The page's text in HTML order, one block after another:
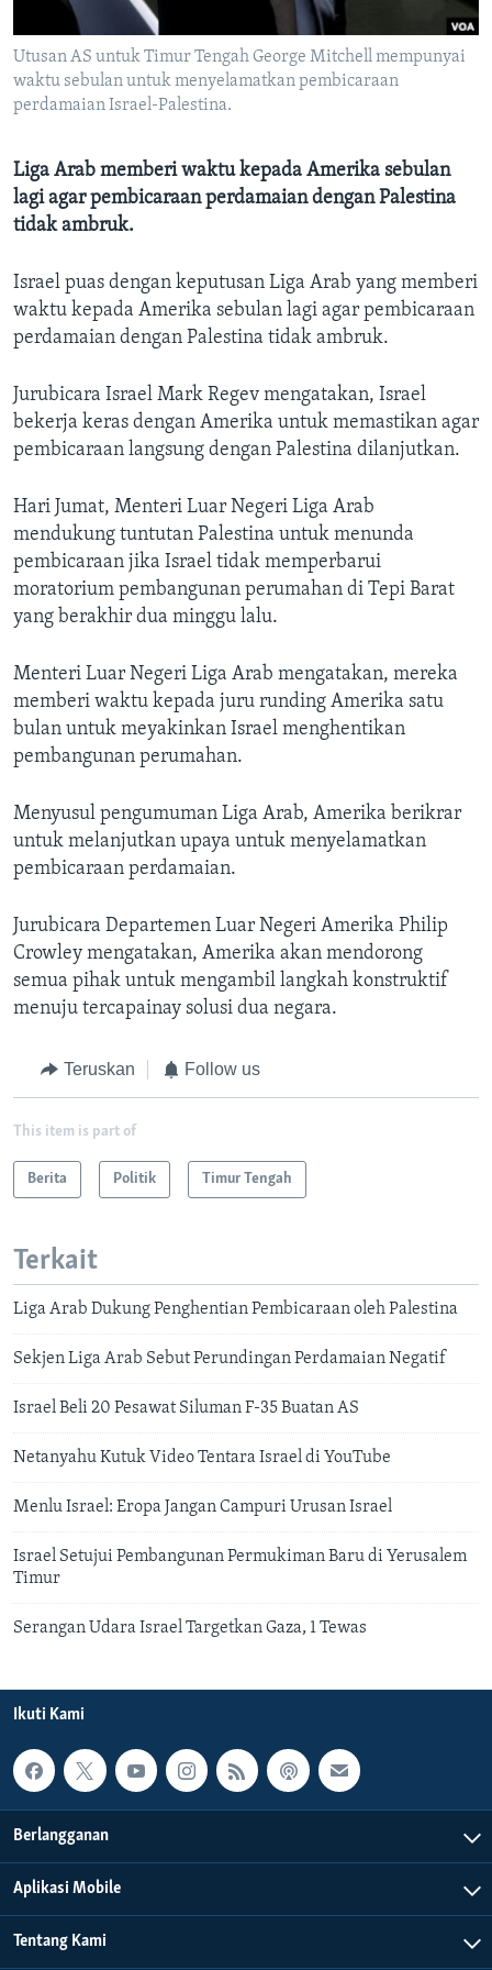
Utusan AS untuk Timur Tengah George Mitchell mempunyai
waktu sebulan untuk menyelamatkan pembicaraan
perdamaian Israel-Palestina.
Liga Arab memberi waktu kepada Amerika sebulan
lagi agar pembicaraan perdamaian dengan Palestina
tidak ambruk.
Israel puas dengan keputusan Liga Arab yang memberi
waktu kepada Amerika sebulan lagi agar pembicaraan
perdamaian dengan Palestina tidak ambruk.
Jurubicara Israel Mark Regev mengatakan, Israel
bekerja keras dengan Amerika untuk memastikan agar
pembicaraan langsung dengan Palestina dilanjutkan.
Hari Jumat, Menteri Luar Negeri Liga Arab
mendukung tuntutan Palestina untuk menunda
pembicaraan jika Israel tidak memperbarui
moratorium pembangunan perumahan di Tepi Barat
yang berakhir dua minggu lalu.
Menteri Luar Negeri Liga Arab mengatakan, mereka
memberi waktu kepada juru runding Amerika satu
bulan untuk meyakinkan Israel menghentikan
pembangunan perumahan.
Menyusul pengumuman Liga Arab, Amerika berikrar
untuk melanjutkan upaya untuk menyelamatkan
pembicaraan perdamaian.
Jurubicara Departemen Luar Negeri Amerika Philip
Crowley mengatakan, Amerika akan mendorong
semua pihak untuk mengambil langkah konstruktif
menuju tercapainay solusi dua negara.
Teruskan Follow us
This item is part of
Berita Politik Timur Tengah
Terkait
Liga Arab Dukung Penghentian Pembicaraan oleh Palestina
Sekjen Liga Arab Sebut Perundingan Perdamaian Negatif
Israel Beli 20 Pesawat Siluman F-35 Buatan AS
Netanyahu Kutuk Video Tentara Israel di YouTube
Menlu Israel: Eropa Jangan Campuri Urusan Israel
Israel Setujui Pembangunan Permukiman Baru di Yerusalem
Timur
Serangan Udara Israel Targetkan Gaza, 1 Tewas
Ikuti Kami
Berlangganan
Aplikasi Mobile
Tentang Kami